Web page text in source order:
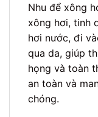
Nhu để xông
xông hơi, tinh
hơi nước, đi
qua da, giúp
họng và toàn
an toàn và
chóng.